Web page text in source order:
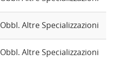
Obbl. Altre Specializzazioni
Obbl. Altre Specializzazioni